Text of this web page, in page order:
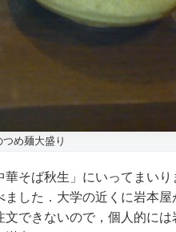
つめ麺大盛り
そば秋生」にいってまい
した．大学の近くに岩本
できないので，個人的に